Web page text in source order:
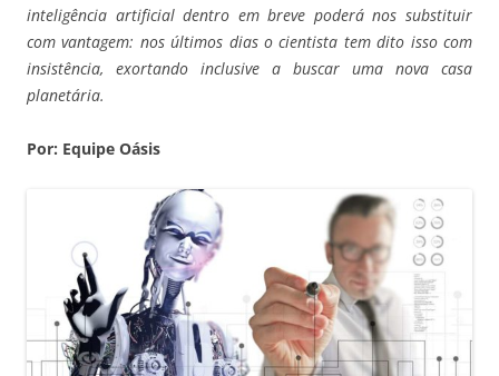
inteligência artificial dentro em breve poderá nos substituir
com vantagem: nos últimos dias o cientista tem dito isso com
insistência, exortando inclusive a buscar uma nova casa
planetária.
Por: Equipe Oásis